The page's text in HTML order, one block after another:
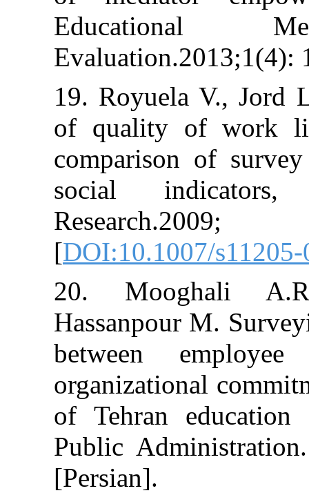
19. Royuela
of quality of
comparison of
social
[DOI:10.1007/
20.
Hassanpour M.
between
organizational
of Tehran
Public
[Persian].